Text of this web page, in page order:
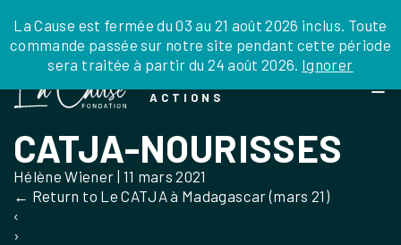
to
the
La Cause est fermée du 03 au 21 août 2026 inclus. Toute
commande passée sur notre site pendant cette période
sera traitée à partir du 24 août 2026. Ignorer
JE DONNE JE PARRAINE NOUS SOUTENIR
DEPUIS LA FRANCE
DEPUIS L’INTERNATIONAL
EN TANT QU’ORGANISATION
LEGS, LIBÉRALITÉS
0 ARTICLE
ACTIONS
CATJA-NOURISSES
Hélène Wiener | 11 mars 2021
← Return to Le CATJA à Madagascar (mars 21)
‹
›